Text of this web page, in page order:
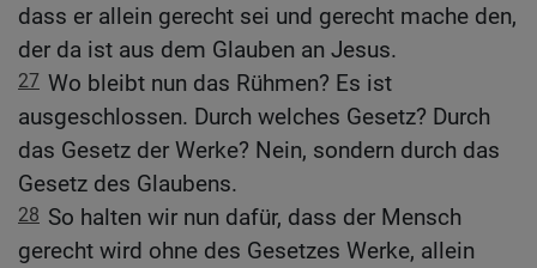
dass er allein gerecht sei und gerecht mache den,
der da ist aus dem Glauben an Jesus.
27 Wo bleibt nun das Rühmen? Es ist
ausgeschlossen. Durch welches Gesetz? Durch
das Gesetz der Werke? Nein, sondern durch das
Gesetz des Glaubens.
28 So halten wir nun dafür, dass der Mensch
gerecht wird ohne des Gesetzes Werke, allein